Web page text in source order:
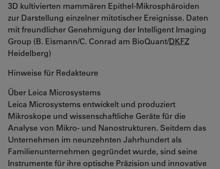
3D kultivierten mammären Epithel-Mikrosphäroiden
zur Darstellung einzelner mitotischer Ereignisse. Daten
mit freundlicher Genehmigung der Intelligent Imaging
Group (B. Eismann/C. Conrad am BioQuant/DKFZ
Heidelberg)
Hinweise für Redakteure
Über Leica Microsystems
Leica Microsystems entwickelt und produziert
Mikroskope und wissenschaftliche Geräte für die
Analyse von Mikro- und Nanostrukturen. Seitdem das
Unternehmen im neunzehnten Jahrhundert als
Familienunternehmen gegründet wurde, sind seine
Instrumente für ihre optische Präzision und innovative